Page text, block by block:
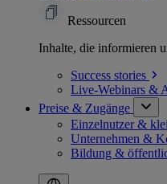
Ressourcen
Inhalte, die informieren
Success stories
Live-Webinars &
Preise & Zugänge
Einzelnutzer &
Unternehmen &
Bildung &